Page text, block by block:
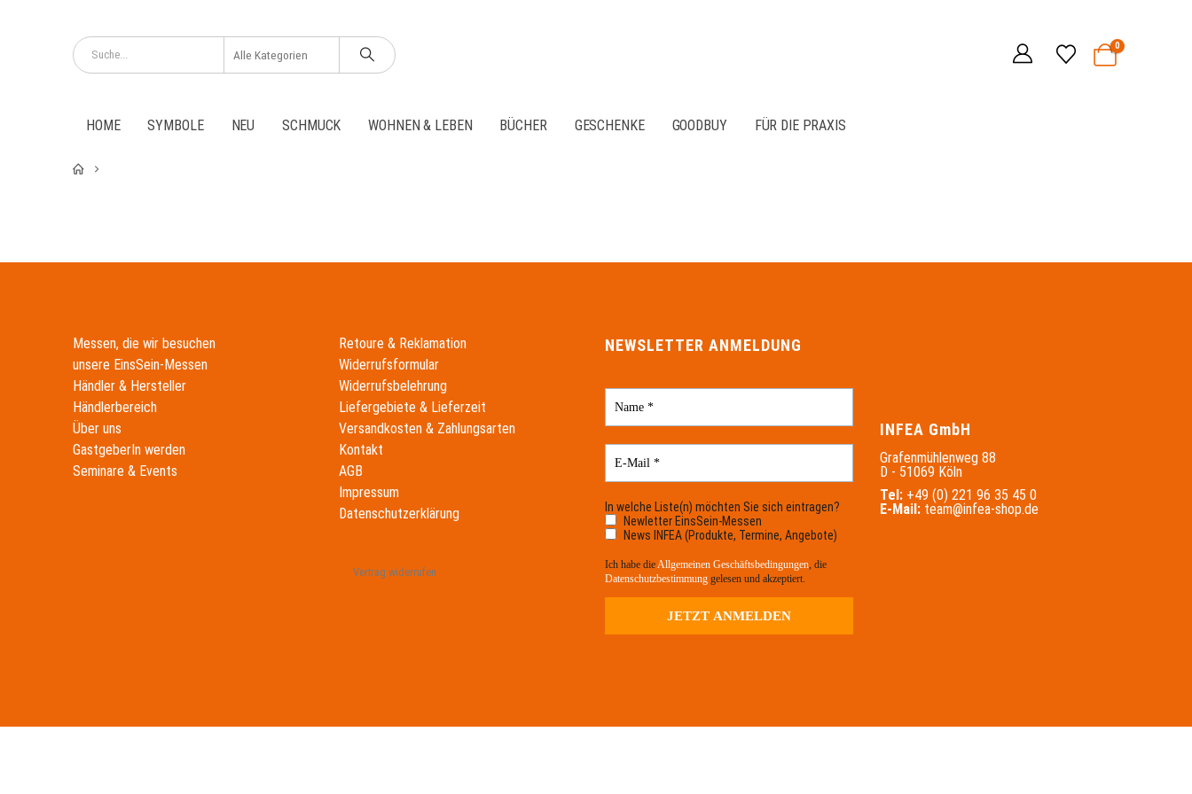
0
HOME SYMBOLE NEU SCHMUCK WOHNEN & LEBEN BÜCHER GESCHENKE GOODBUY FÜR DIE PRAXIS
Messen, die wir besuchen
unsere EinsSein-Messen
Händler & Hersteller
Händlerbereich
Über uns
GastgeberIn werden
Seminare & Events
Retoure & Reklamation
Widerrufsformular
Widerrufsbelehrung
Liefergebiete & Lieferzeit
Versandkosten & Zahlungsarten
Kontakt
AGB
Impressum
Datenschutzerklärung
Vertrag widerrufen
NEWSLETTER ANMELDUNG
In welche Liste(n) möchten Sie sich eintragen?
Newletter EinsSein-Messen
News INFEA (Produkte, Termine, Angebote)
Ich habe dieAllgemeinen Geschäftsbedingungen, die
Datenschutzbestimmunggelesen und akzeptiert.
INFEA GmbH
Grafenmühlenweg 88
D - 51069 Köln
Tel: +49 (0) 221 96 35 45 0
E-Mail: team@infea-shop.de